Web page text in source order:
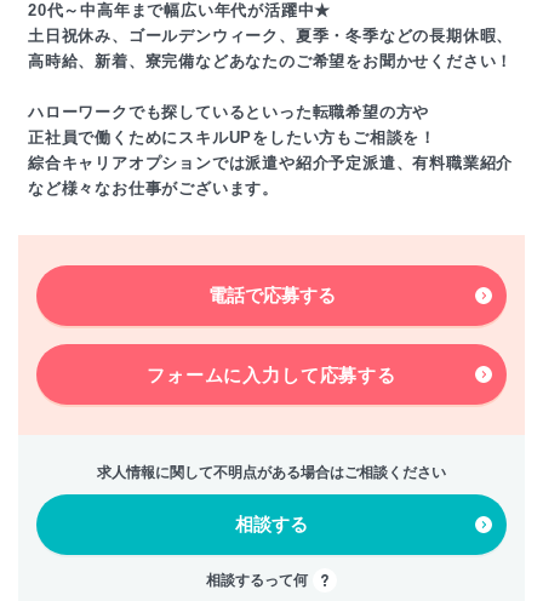
20代～中高年まで幅広い年代が活躍中★
土日祝休み、ゴールデンウィーク、夏季・冬季などの長期休暇、
高時給、新着、寮完備などあなたのご希望をお聞かせください！
ハローワークでも探しているといった転職希望の方や
正社員で働くためにスキルUPをしたい方もご相談を！
綜合キャリアオプションでは派遣や紹介予定派遣、有料職業紹介
など様々なお仕事がございます。
電話で応募する
フォームに入力して応募する
求人情報に関して不明点がある場合はご相談ください
相談する
相談するって何